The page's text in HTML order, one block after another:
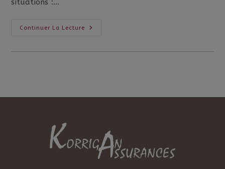
situations :…
Continuer La Lecture
N’oubliez